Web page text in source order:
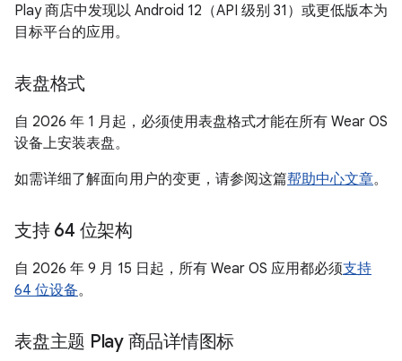
Play 商店中发现以 Android 12（API 级别 31）或更低版本为
目标平台的应用。
表盘格式
自 2026 年 1 月起，必须使用表盘格式才能在所有 Wear OS
设备上安装表盘。
如需详细了解面向用户的变更，请参阅这篇帮助中心文章。
支持 64 位架构
自 2026 年 9 月 15 日起，所有 Wear OS 应用都必须支持
64 位设备。
表盘主题 Play 商品详情图标